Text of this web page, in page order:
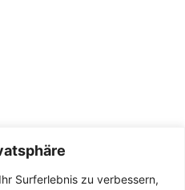
Surferlebnis zu verbessern,